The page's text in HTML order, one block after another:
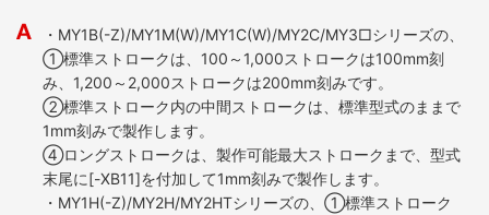
・MY1B(-Z)/MY1M(W)/MY1C(W)/MY2C/MY3□シリーズの、
①標準ストロークは、100～1,000ストロークは100mm刻
み、1,200～2,000ストロークは200mm刻みです。
②標準ストローク内の中間ストロークは、標準型式のままで
1mm刻みで製作します。
④ロングストロークは、製作可能最大ストロークまで、型式
末尾に[-XB11]を付加して1mm刻みで製作します。
・MY1H(-Z)/MY2H/MY2HTシリーズの、①標準ストローク